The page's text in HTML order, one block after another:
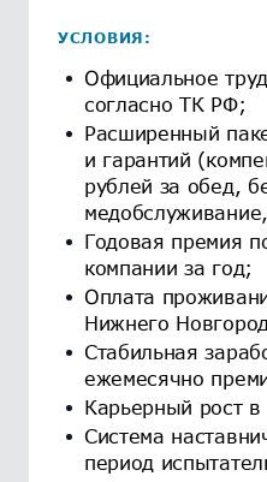
УСЛОВИЯ:
Официальное
согласно ТК РФ;
Расширенный
и гарантий
рублей за обед,
Годовая премия
компании за год;
Оплата
Нижнего
Стабильная
ежемесячно
Карьерный рост
Система
период